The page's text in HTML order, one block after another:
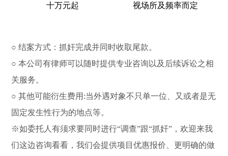
十万元起 视场所及频率而定
○ 结案方式：抓奸完成并同时收取尾款。
○ 本公司有律师可以随时提供专业咨询以及后续诉讼之相
关服务。
○ 其他可能衍生费用:当外遇对象不只单一位、又或者是无
固定发生性行为的地点等。
※如委托人有须求要同时进行“调查”跟“抓奸”，欢迎来我
们这边咨询看看，我们会提供项目优惠报价、更明确的做